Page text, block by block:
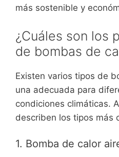
más sostenible y
¿Cuáles son los
de bombas de
Existen varios tipos de
una adecuada para
condiciones climáticas.
describen los tipos más
1. Bomba de calor